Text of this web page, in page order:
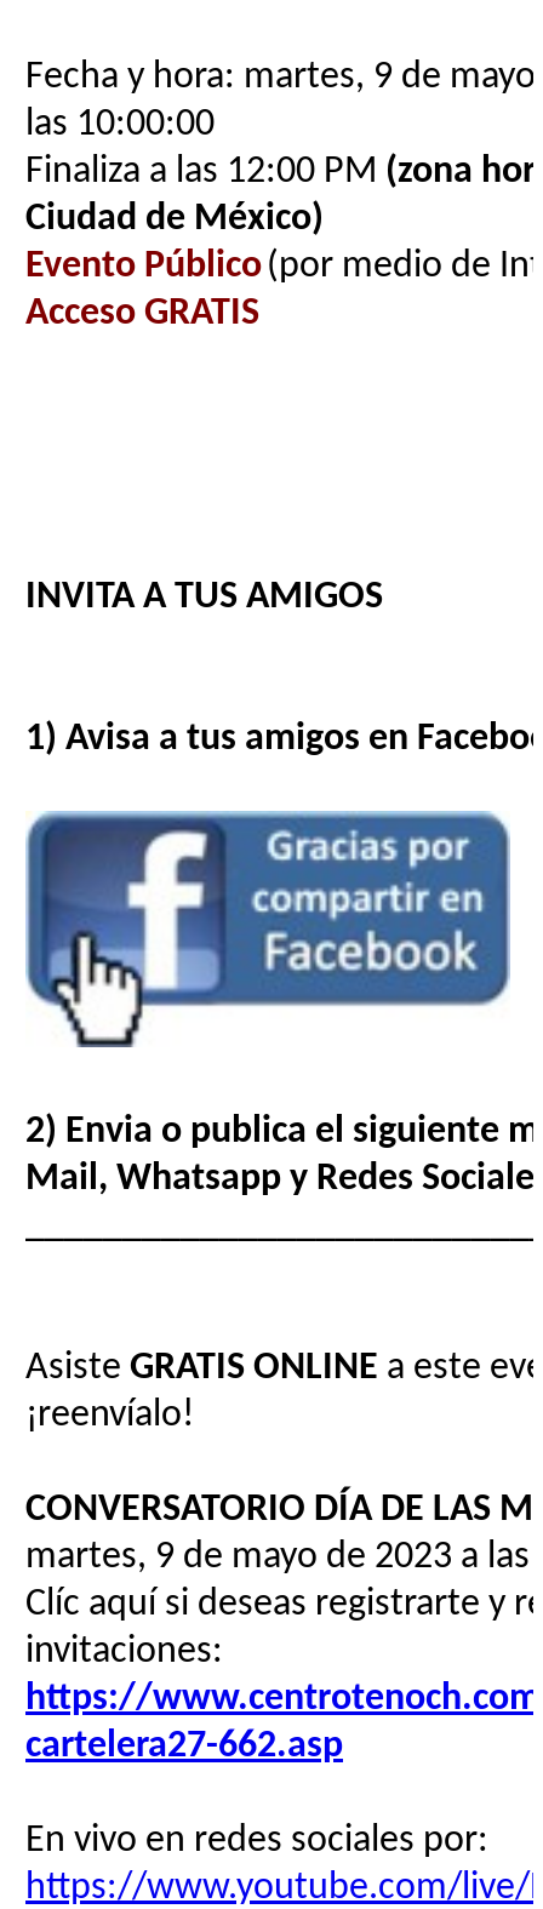
Fecha y hora: martes, 9 de
las 10:00:00
Finaliza a las 12:00 PM (zona
Ciudad de México)
Evento Público(por medio de
Acceso GRATIS
INVITA A TUS AMIGOS
1) Avisa a tus amigos en
2) Envia o publica el siguiente
Mail, Whatsapp y Redes
Asiste GRATIS ONLINE a este
¡reenvíalo!
CONVERSATORIO DÍA DE LAS
martes, 9 de mayo de 2023 a las
Clíc aquí si deseas registrarte y
invitaciones:
https://
cartelera27-662.asp
En vivo en redes sociales por:
https://www.youtube.com/live/